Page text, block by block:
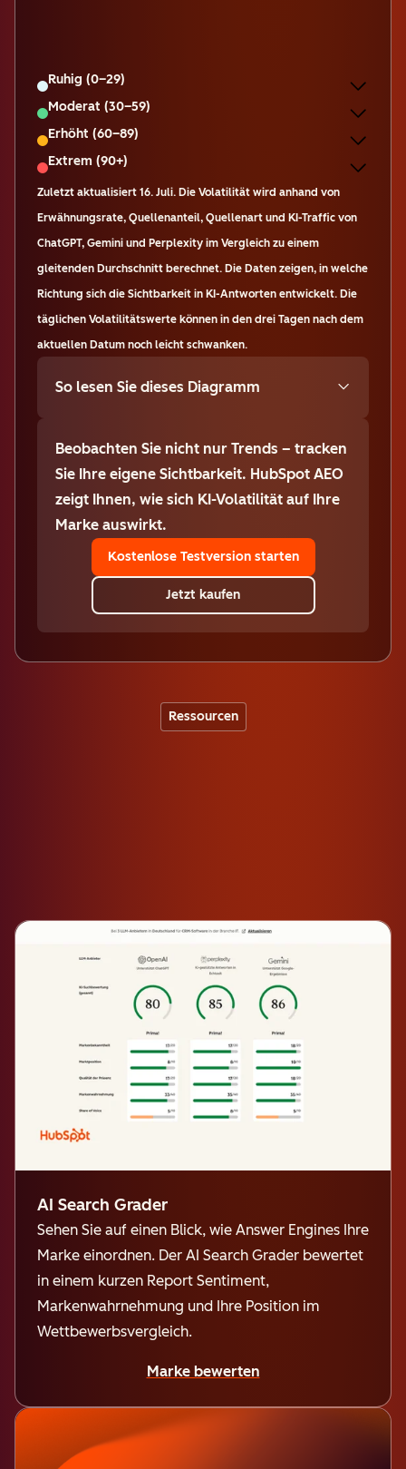
Ruhig (0–29)
Moderat (30–59)
Erhöht (60–89)
Extrem (90+)
Zuletzt aktualisiert 16. Juli. Die Volatilität wird anhand von
Erwähnungsrate, Quellenanteil, Quellenart und KI-Traffic von
ChatGPT, Gemini und Perplexity im Vergleich zu einem
gleitenden Durchschnitt berechnet. Die Daten zeigen, in welche
Richtung sich die Sichtbarkeit in KI-Antworten entwickelt. Die
täglichen Volatilitätswerte können in den drei Tagen nach dem
aktuellen Datum noch leicht schwanken.
So lesen Sie dieses Diagramm
Beobachten Sie nicht nur Trends – tracken
Sie Ihre eigene Sichtbarkeit. HubSpot AEO
zeigt Ihnen, wie sich KI-Volatilität auf Ihre
Marke auswirkt.
Kostenlose Testversion starten
Jetzt kaufen
Ressourcen
AI Search Grader
Sehen Sie auf einen Blick, wie Answer Engines Ihre
Marke einordnen. Der AI Search Grader bewertet
in einem kurzen Report Sentiment,
Markenwahrnehmung und Ihre Position im
Wettbewerbsvergleich.
Marke bewerten